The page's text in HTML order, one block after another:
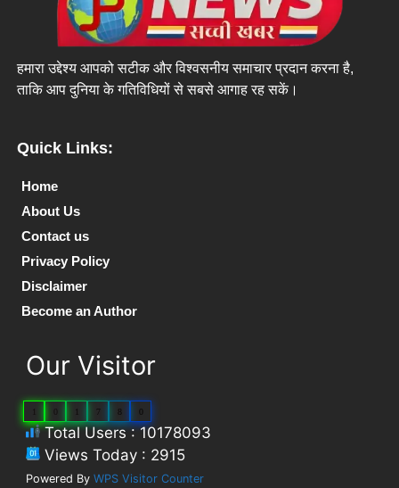
हमारा उद्देश्य आपको सटीक और विश्वसनीय समाचार प्रदान करना है,
ताकि आप दुनिया के गतिविधियों से सबसे आगाह रह सकें।
Quick Links:
Home
About Us
Contact us
Privacy Policy
Disclaimer
Become an Author
Our Visitor
1 1 7
Total Users : 10178093
Views Today : 2915
Powered By WPS Visitor Counter